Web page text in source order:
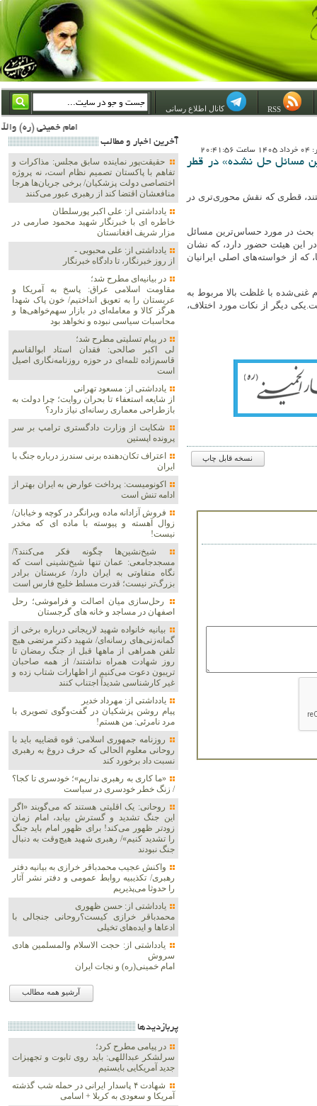
کانال اطلاع رسانی
امام خمینی (ره) والله اسلام تمامش سیاست است؛ ***** امام شهید: به گفتار امام و کردار امام اهتمام بورزید ***** امام خمینی(ره): ان شاء الله ما اندوه دلمان را در وقت مناسب با انتقام از امریکا و آل
مسائل حل نشده» در قطر
قطری که نقش محوری‌تری در
بحث در مورد حساس‌ترین مسائل
این هیئت حضور دارد، که نشان
از خواسته‌های اصلی ایرانیان
غنی‌شده با غلظت بالا مربوط به
دیگر از نکات مورد اختلاف،
نسخه قابل چاپ
آخرين اخبار و مطالب
حقیقت‌پور نماینده سابق مجلس: مذاکرات و
تفاهم با پاکستان تصمیم نظام است، نه پروژه
اختصاصی دولت پزشکیان/ برخی جریان‌ها هرجا
منافعشان اقتضا کند از رهبری عبور می‌کنند
یادداشتی از: علی اکبر پورسلطان
خاطره ای با خبرنگار شهید محمود صارمی در
مزار شریف افغانستان
یادداشتی از: علی محبوبی -
از روز خبرنگار، تا دادگاه خبرنگار
در بیانیه‌ای مطرح شد؛
مقاومت اسلامی عراق: پاسخ به آمریکا و
عربستان را به تعویق انداختیم/ خون پاک شهدا
هرگز کالا و معامله‌ای در بازار سهم‌خواهی‌ها و
محاسبات سیاسی نبوده و نخواهد بود
در پیام تسلیتی مطرح شد؛
لی اکبر صالحی: فقدان استاد ابوالقاسم
قاسم‌زاده ثلمه‌ای در حوزه روزنامه‌نگاری اصیل
است
یادداشتی از: مسعود تهرانی
از شایعه استعفاء تا بحران روایت؛ چرا دولت به
بازطراحی معماری رسانه‌ای نیاز دارد؟
شکایت از وزارت دادگستری ترامپ بر سر
پرونده اپستین
اعتراف تکان‌دهنده برنی سندرز درباره جنگ با
ایران
اکونومیست: پرداخت عوارض به ایران بهتر از
ادامه تنش است
فروش آزادانه ماده ویرانگر در کوچه و خیابان/
زوال آهسته و پیوسته با ماده ای که مخدر
نیست!
شیخ‌نشین‌ها چگونه فکر می‌کنند؟/
مسجدجامعی: عمان تنها شیخ‌نشینی است که
نگاه متفاوتی به ایران دارد/ عربستان برادر
بزرگ‌تر نیست؛ قدرت مسلط خلیج فارس است
رحل‌سازی میان اصالت و فراموشی؛ رحل
اصفهان در مساجد و خانه های گرجستان
بیانیه خانواده شهید لاریجانی درباره برخی از
گمانه‌زنی‌های رسانه‌ای/ شهید دکتر مرتضی هیچ
تلفن همراهی از ماهها قبل از جنگ رمضان تا
روز شهادت همراه نداشتند/ از همه صاحبان
تریبون دعوت می‌کنیم از اظهارات شتاب زده و
غیر کارشناسی شدیداً اجتناب کنند
یادداشتی از: مهرداد خدیر
پیام روشن پزشکیان در گفت‌و‌گوی تصویری با
مرد نامرئی: من هستم!
روزنامه جمهوری اسلامی: قوه قضاییه باید با
روحانی معلوم الحالی که حرف دروغ به رهبری
نسبت داد برخورد کند
«ما کاری به رهبری نداریم»؛ خودسری تا کجا؟
/ زنگ خطر خودسری در سیاست
روحانی: یک اقلیتی هستند که می‌گویند «اگر
این جنگ تشدید و گسترش بیابد، امام زمان
زودتر ظهور می‌کند! برای ظهور امام باید جنگ
را تشدید کنیم»/ رهبری شهید هیچ‌وقت به دنبال
جنگ نبودند
واکنش عجیب محمدباقر خرازی به بیانیه دفتر
رهبری/ تکذیبیه روابط عمومی و دفتر نشر آثار
را حدوثا می‌پذیریم
یادداشتی از: حسن ظهوری
محمدباقر خرازی کیست؟روحانی جنجالی با
ادعاها و ایده‌های تخیلی
یادداشتی از: حجت الاسلام والمسلمین هادی
سروش
امام خمینی(ره) و نجات ایران
آرشیو همه مطالب
پربازديدها
در پیامی مطرح کرد؛
سرلشکر عبداللهی: باید روی تابوت و تجهیزات
جدید آمریکایی بایستیم
شهادت ۴ پاسدار ایرانی در حمله شب گذشته
آمریکا و سعودی به کربلا + اسامی